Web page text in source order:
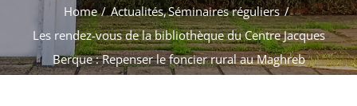
Agenda
Home Actualités Séminaires réguliers
Les rendez-vous de la bibliothèque du Centre Jacques
Berque : Repenser le foncier rural au Maghreb